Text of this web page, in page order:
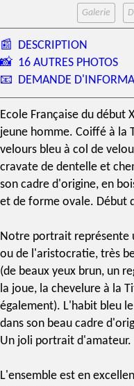
Galerie
📰 DESCRIPTION
📸 16 AUTRES PHOTOS
📧 DEMANDE
Ecole Française du début
jeune homme. Coiffé à la
velours bleu à col de
cravate de dentelle et
son cadre d'origine, en
et de forme ovale. Début
Notre portrait représente
ou de l'aristocratie, très
(de beaux yeux brun, un
la joue, la chevelure à la
également). L'habit bleu
dans son beau cadre
Un joli portrait d'amateur.
L'ensemble est en